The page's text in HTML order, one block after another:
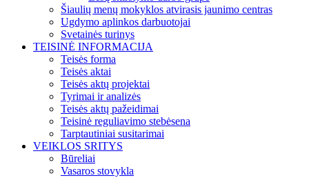
Šiaulių menų mokyklos atvirasis jaunimo centras
Ugdymo aplinkos darbuotojai
Svetainės turinys
TEISINĖ INFORMACIJA
Teisės forma
Teisės aktai
Teisės aktų projektai
Tyrimai ir analizės
Teisės aktų pažeidimai
Teisinė reguliavimo stebėsena
Tarptautiniai susitarimai
VEIKLOS SRITYS
Būreliai
Vasaros stovykla